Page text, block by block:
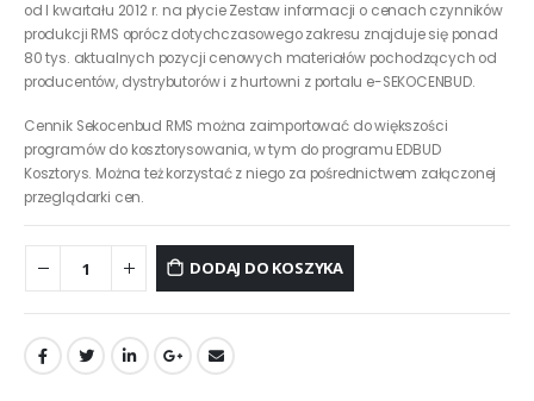
od I kwartału 2012 r. na płycie Zestaw informacji o cenach czynników
produkcji RMS oprócz dotychczasowego zakresu znajduje się ponad
80 tys. aktualnych pozycji cenowych materiałów pochodzących od
producentów, dystrybutorów i z hurtowni z portalu e-SEKOCENBUD.
Cennik Sekocenbud RMS można zaimportować do większości
programów do kosztorysowania, w tym do programu EDBUD
Kosztorys. Można też korzystać z niego za pośrednictwem załączonej
przeglądarki cen.
DODAJ DO KOSZYKA